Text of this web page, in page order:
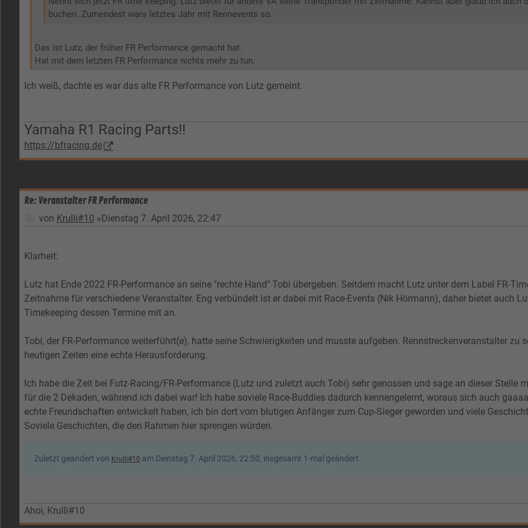
buchen. Zumendest wars letztes Jahr mit Rennevents so.
Das ist Lutz, der früher FR Performance gemacht hat.
Hat mit dem letzten FR Performance nichts mehr zu tun.
Ich weiß, dachte es war das alte FR Performance von Lutz gemeint.
Yamaha R1 Racing Parts!!
https://bfracing.de
Re: Veranstalter FR Performance
Beitrag
von Krulli#10 »Dienstag 7. April 2026, 22:47
Klarheit:
Lutz hat Ende 2022 FR-Performance an seine "rechte Hand" Tobi übergeben. Seitdem macht Lutz unter dem Label FR-
Zeitnahme für verschiedene Veranstalter. Eng verbündelt ist er dabei mit Race-Events (Nik Hörmann), daher bietet auch
Timekeeping dessen Termine mit an.
Tobi, der FR-Performance weiterführt(e), hatte seine Schwierigkeiten und musste aufgeben. Rennstreckenveranstalter zu
heutigen Zeiten eine echte Herausforderung.
Ich habe die Zeit bei Futz-Racing/FR-Performance (Lutz und zuletzt auch Tobi) sehr genossen und sage an dieser Stelle
für die 2 Dekaden, während ich dabei war! Ich habe soviele Race-Buddies dadurch kennengelernt, woraus sich auch
echte Freundschaften entwickelt haben, ich bin dort vom blutigen Anfänger zum Cup-Sieger geworden und viele
Soviele Geschichten, die den Rahmen hier sprengen würden.
Zuletzt geändert von Krulli#10 am Dienstag 7. April 2026, 22:50, insgesamt 1-mal geändert.
Ahoi, Krulli#10